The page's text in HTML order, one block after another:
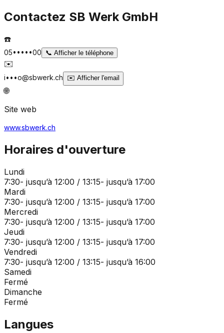
Contactez SB Werk GmbH
☎️
05•••••00 📞 Afficher le téléphone
✉️
i•••o@sbwerk.ch ✉️ Afficher l'email
🌐
Site web
www.sbwerk.ch
Horaires d'ouverture
Lundi
7:30- jusqu’à 12:00 / 13:15- jusqu’à 17:00
Mardi
7:30- jusqu’à 12:00 / 13:15- jusqu’à 17:00
Mercredi
7:30- jusqu’à 12:00 / 13:15- jusqu’à 17:00
Jeudi
7:30- jusqu’à 12:00 / 13:15- jusqu’à 17:00
Vendredi
7:30- jusqu’à 12:00 / 13:15- jusqu’à 16:00
Samedi
Fermé
Dimanche
Fermé
Langues